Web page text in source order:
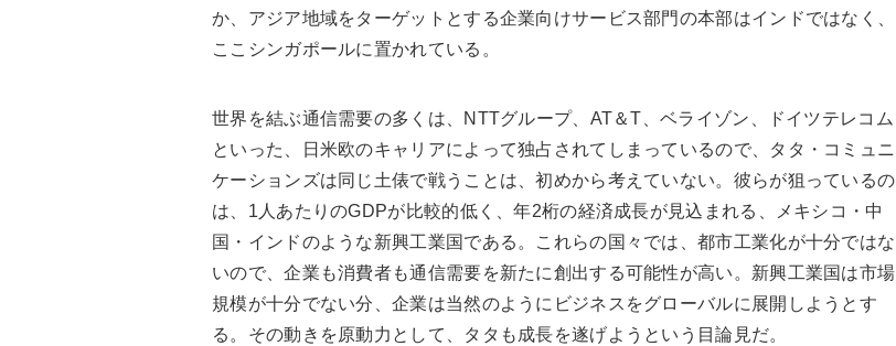
か、アジア地域をターゲットとする企業向けサービス部門の本部はインドではなく、
ここシンガポールに置かれている。
世界を結ぶ通信需要の多くは、NTTグループ、AT＆T、ベライゾン、ドイツテレコム
といった、日米欧のキャリアによって独占されてしまっているので、タタ・コミュニ
ケーションズは同じ土俵で戦うことは、初めから考えていない。彼らが狙っているの
は、1人あたりのGDPが比較的低く、年2桁の経済成長が見込まれる、メキシコ・中
国・インドのような新興工業国である。これらの国々では、都市工業化が十分ではな
いので、企業も消費者も通信需要を新たに創出する可能性が高い。新興工業国は市場
規模が十分でない分、企業は当然のようにビジネスをグローバルに展開しようとす
る。その動きを原動力として、タタも成長を遂げようという目論見だ。